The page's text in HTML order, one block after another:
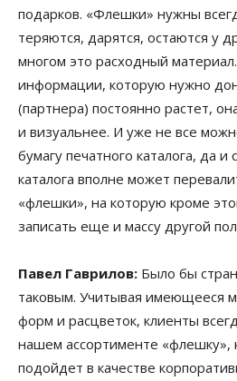
подарков. «Флешки» нужны
теряются, дарятся, остаются у
многом это расходный
информации, которую нужно
(партнера) постоянно растет,
и визуальнее. И уже не все
бумагу печатного каталога, да
каталога вполне может
«флешки», на которую кроме
записать еще и массу другой
Павел Гаврилов: Было бы
таковым. Учитывая имеющееся
форм и расцветок, клиенты
нашем ассортименте «флешку»,
подойдет в качестве